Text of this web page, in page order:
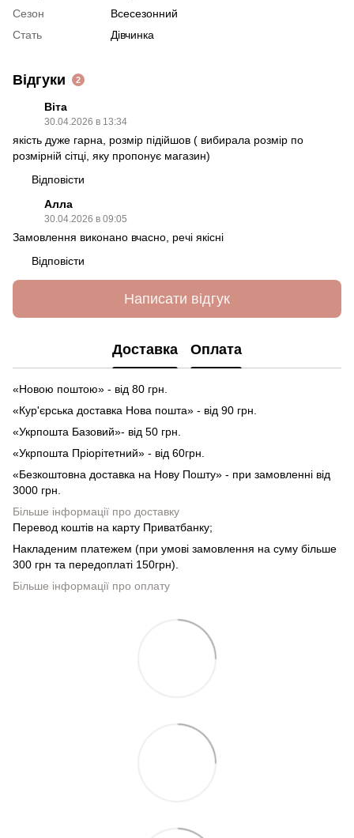
Сезон
Всесезонний
Стать
Дівчинка
Відгуки 2
Віта
30.04.2026 в 13:34
якість дуже гарна, розмір підійшов ( вибирала розмір по
розмірній сітці, яку пропонує магазин)
Відповісти
Алла
30.04.2026 в 09:05
Замовлення виконано вчасно, речі якісні
Відповісти
Написати відгук
Доставка Оплата
«Новою поштою» - від 80 грн.
«Кур'єрська доставка Нова пошта» - від 90 грн.
«Укрпошта Базовий»- від 50 грн.
«Укрпошта Пріорітетний» - від 60грн.
«Безкоштовна доставка на Нову Пошту» - при замовленні від
3000 грн.
Більше інформації про доставку
Перевод коштів на карту Приватбанку;
Накладеним платежем (при умові замовлення на суму більше
300 грн та передоплаті 150грн).
Більше інформації про оплату